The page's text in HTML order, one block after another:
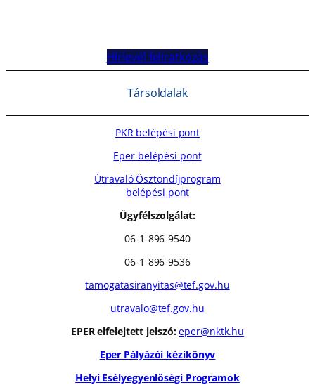
Hírlevél feliratkozás
Társoldalak
PKR belépési pont
Eper belépési pont
Útravaló Ösztöndíjprogram
belépési pont
Ügyfélszolgálat:
06-1-896-9540
06-1-896-9536
tamogatasiranyitas@tef.gov.hu
utravalo@tef.gov.hu
EPER elfelejtett jelszó: eper@nktk.hu
Eper Pályázói kézikönyv
Helyi Esélyegyenlőségi Programok